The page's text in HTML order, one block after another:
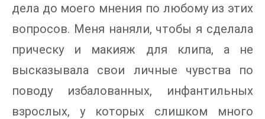
дела до моего мнения по любому из этих
вопросов. Меня наняли, чтобы я сделала
прическу и макияж для клипа, а не
высказывала свои личные чувства по
поводу избалованных, инфантильных
взрослых, у которых слишком много